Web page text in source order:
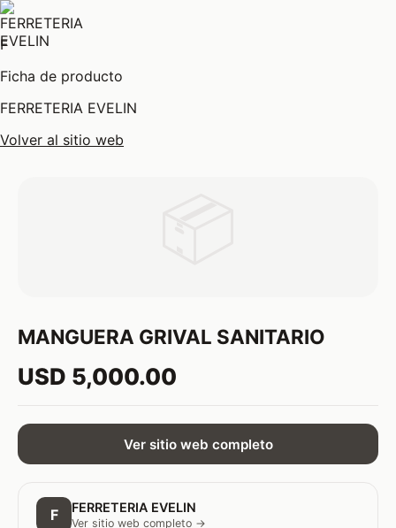
F
Ficha de producto
FERRETERIA EVELIN
Volver al sitio web
MANGUERA GRIVAL SANITARIO
USD 5,000.00
Ver sitio web completo
F FERRETERIA EVELIN
Ver sitio web completo →